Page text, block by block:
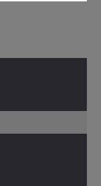
se
de ahorro